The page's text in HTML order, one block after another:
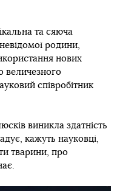
та сяюча
родини,
нових
величезного
співробітник
виникла здатність
кажуть науковці,
тварини, про